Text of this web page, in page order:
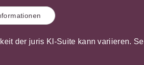
der juris KI-Suite kann variieren.